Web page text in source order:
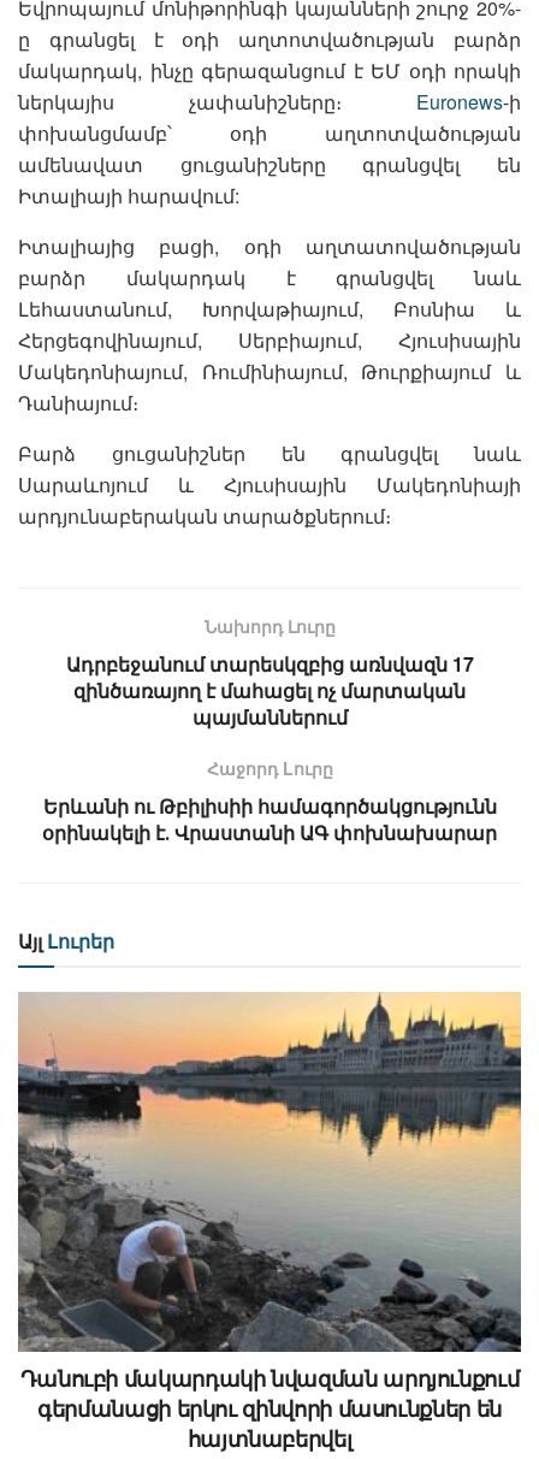
Եվրոպայում մոնիթորինգի կայանների շուրջ 20%-
ը գրանցել է օդի աղտոտվածության բարձր
մակարդակ, ինչը գերազանցում է ԵՄ օդի որակի
ներկայիս չափանիշները։ Euronews-ի
փոխանցմամբ՝ օդի աղտոտվածության
ամենավատ ցուցանիշները գրանցվել են
Իտալիայի հարավում:
Իտալիայից բացի, օդի աղտատովածության
բարձր մակարդակ է գրանցվել նաև
Լեհաստանում, Խորվաթիայում, Բոսնիա և
Հերցեգովինայում, Սերբիայում, Հյուսիսային
Մակեդոնիայում, Ռումինիայում, Թուրքիայում և
Դանիայում։
Բարձ ցուցանիշներ են գրանցվել նաև
Սարաևոյում և Հյուսիսային Մակեդոնիայի
արդյունաբերական տարածքներում։
Նախորդ Լուրը
Ադրբեջանում տարեսկզբից առնվազն 17
զինծառայող է մահացել ոչ մարտական
պայմաններում
Հաջորդ Lուրը
Երևանի ու Թբիլիսիի համագործակցությունն
օրինակելի է․ Վրաստանի ԱԳ փոխնախարար
Այլ Լուրեր
Դանուբի մակարդակի նվազման արդյունքում
գերմանացի երկու զինվորի մասունքներ են
հայտնաբերվել